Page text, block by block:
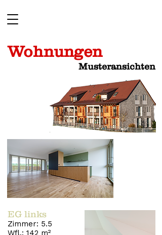
Wohnungen
Musteransichten
EG links
Zimmer: 5.5
Wfl.: 142 m²